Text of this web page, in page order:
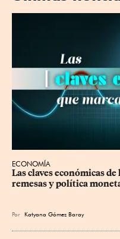
ECONOMÍA
Las claves económicas
remesas y política
Por Katyana Gómez Baray